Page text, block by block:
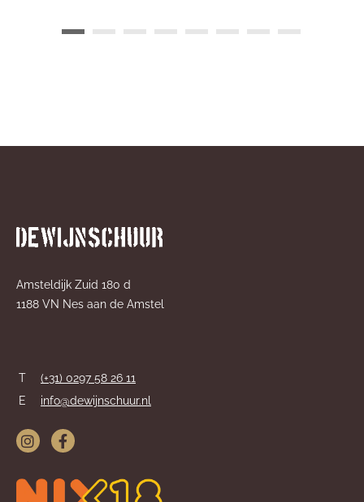
Amsteldijk Zuid 180 d
1188 VN Nes aan de Amstel
T
(+31) 0297 58 26 11
E
info@dewijnschuur.nl